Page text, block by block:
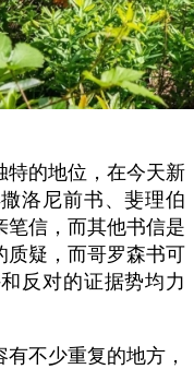
特的地位，在今天新
洛尼前书、斐理伯
笔信，而其他书信是
质疑，而哥罗森书可
反对的证据势均力
不少重复的地方，